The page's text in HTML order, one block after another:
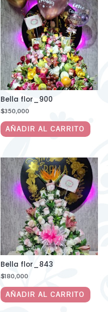
Bella flor_900
$350,000
AÑADIR AL CARRITO
Bella flor_843
$180,000
AÑADIR AL CARRITO